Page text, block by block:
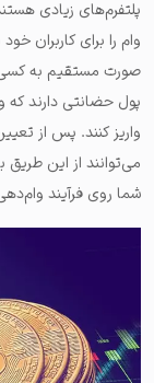
پلتفرم‌های زیادی
وام را برای کاربران
صورت مستقیم به کسی
پول حضانتی دارند که
واریز کنند. پس از
شما روی فرآیند